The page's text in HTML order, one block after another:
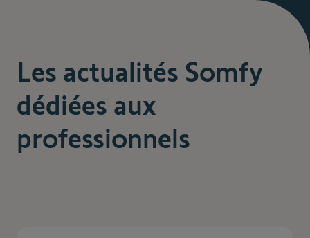
Les actualités Somfy
dédiées aux
professionnels